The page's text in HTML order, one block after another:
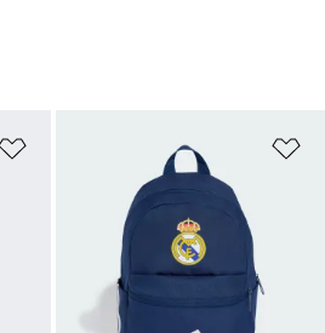
Ajouter à la Liste de produits